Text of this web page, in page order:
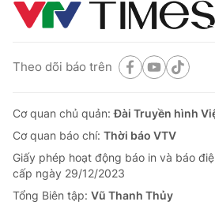
Theo dõi báo trên
Cơ quan chủ quản:Đài Truyền hình
Cơ quan báo chí: Thời báo VTV
Giấy phép hoạt động báo in và báo
cấp ngày 29/12/2023
Tổng Biên tập: Vũ Thanh Thủy